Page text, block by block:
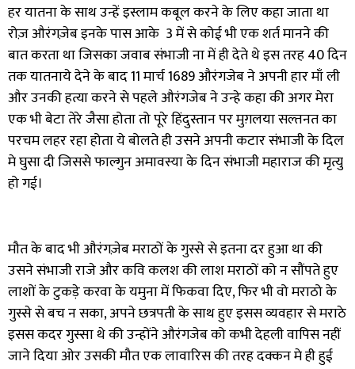
हर यातना के साथ उन्हें इस्लाम कबूल करने के लिए कहा जाता था
रोज़ औरंगज़ेब इनके पास आके 3में से कोई भी एक शर्त मानने की
बात करता था जिसका जवाब संभाजी ना में ही देते थे इस तरह40दिन
तक यातनाये देने के बाद11मार्च1689औरंगजेब ने अपनी हार माँ ली
और उनकी हत्या करने से पहले औरंगजेब ने उन्हे कहा की अगर मेरा
एक भी बेटा तेरे जैसा होता तो पूरे हिंदुस्तान पर मुग़लया सल्तनत का
परचम लहर रहा होता ये बोलते ही उसने अपनी कटार संभाजी के दिल
मे घुसा दी जिससे फाल्गुन अमावस्या के दिन संभाजी महाराज की मृत्यु
हो गई।
मौत के बाद भी औरंगज़ेब मराठों के गुस्से से इतना दर हुआ था की
उसने संभाजी राजे और कवि कलश की लाश मराठों को न सौंपते हुए
लाशों के टुकड़े करवा के यमुना में फिकवा दिए,फिर भी वो मराठो के
गुस्से से बच न सका, अपने छत्रपती के साथ हुए इसस व्यवहार से मराठे
इसस कदर गुस्सा थे की उन्होंने औरंगजेब को कभी देहली वापिस नहीं
जाने दिया ओर उसकी मौत एक लावारिस की तरह दक्कन मे ही हुई